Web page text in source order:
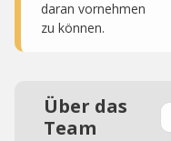
daran vornehmen
zu können.
Über das
Team